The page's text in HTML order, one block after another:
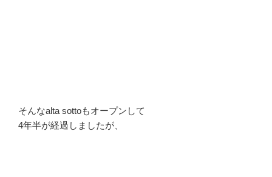
そんなalta sottoもオープンして
4年半が経過しましたが、